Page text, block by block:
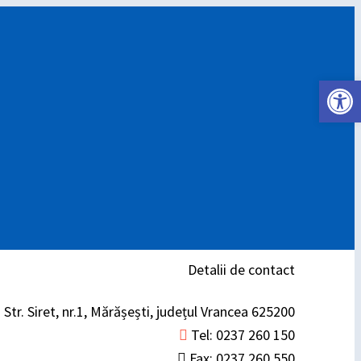
Deschide
Detalii de contact
Str. Siret, nr.1, Mărășești, județul Vrancea 625200
Tel: 0237 260 150